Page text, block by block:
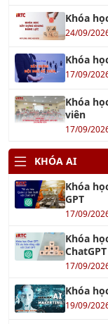
Khóa
24/09/
Khóa
17/09/
Khóa
viên
17/09/
KHÓA AI
Khóa
GPT
17/09/
Khóa
ChatGPT
17/09/
Khóa
19/09/